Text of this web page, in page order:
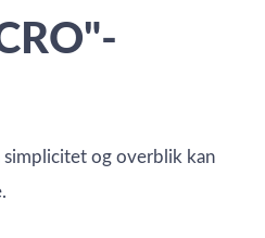
simplicitet og overblik kan